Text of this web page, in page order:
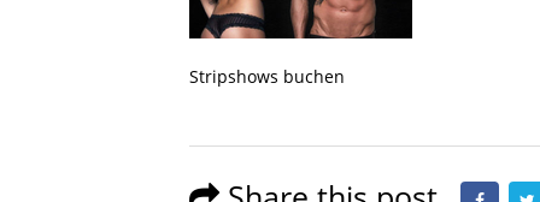
Stripshows buchen